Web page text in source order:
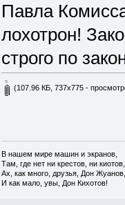
Павла
лохотрон!
строго по
(107.96 КБ, 737x775 -
В нашем мире машин и экранов,
Там, где нет ни крестов, ни киотов,
Ах, как много, друзья, Дон Жуанов,
И как мало, увы, Дон Кихотов!